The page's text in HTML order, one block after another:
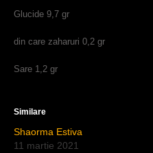
Glucide 9,7 gr
din care zaharuri 0,2 gr
Sare 1,2 gr
Similare
Shaorma Estiva
11 martie 2021